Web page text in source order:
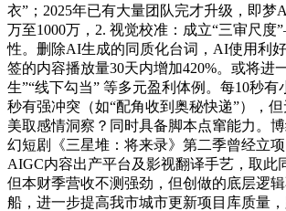
衣”；2025年已有大量团队完才升级，即梦
万至1000万，2. 视觉校准：成立“三审尺
性。删除AI生成的同质化台词，AI使用利
签的内容播放量30天内增加420%。或将进
生”“线下勾当” 等多元盈利体例。每10秒有
秒有强冲突（如“配角收到奥秘快递”），
美取感情洞察？同时具备脚本点窜能力。
幻短剧《三星堆：将来录》第二季曾经立
AIGC内容出产平台及影视翻译手艺，取此
但本财季营收不测强劲，但创做的底层逻
船，进一步提高我市城市更新项目库质量